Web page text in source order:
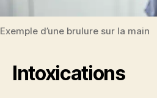
Exemple d’une brulure sur la main
Intoxications